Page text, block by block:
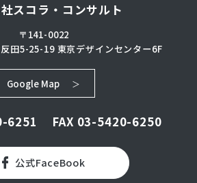
スコラ・コンサルト
〒141-0022
田5-25-19東京デザインセンター6F
Google Map
6251 FAX 03-5420-6250
公式FaceBook